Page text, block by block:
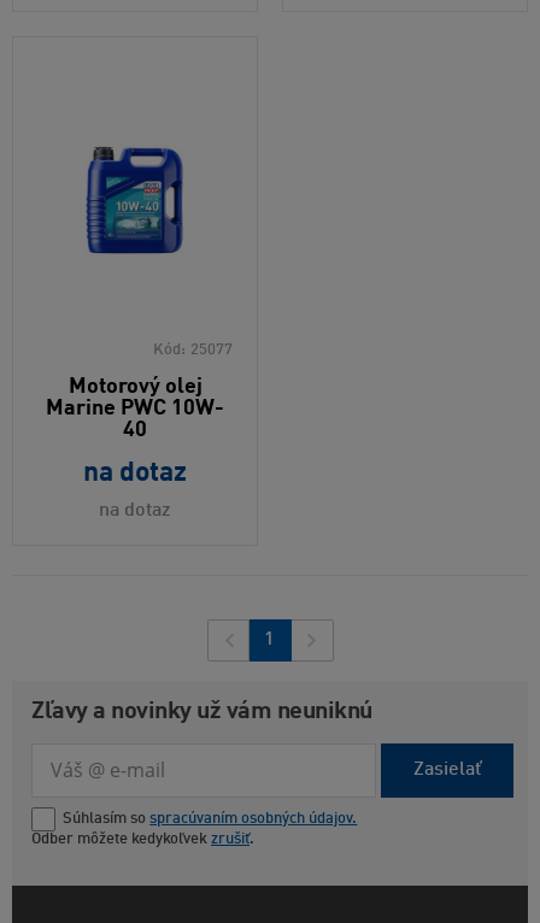
Kód: 25077
Motorový olej
Marine PWC 10W-
40
na dotaz
na dotaz
1
Zľavy a novinky už vám neuniknú
Zasielať
Súhlasím so spracúvaním osobných údajov.
Odber môžete kedykoľvek zrušiť.